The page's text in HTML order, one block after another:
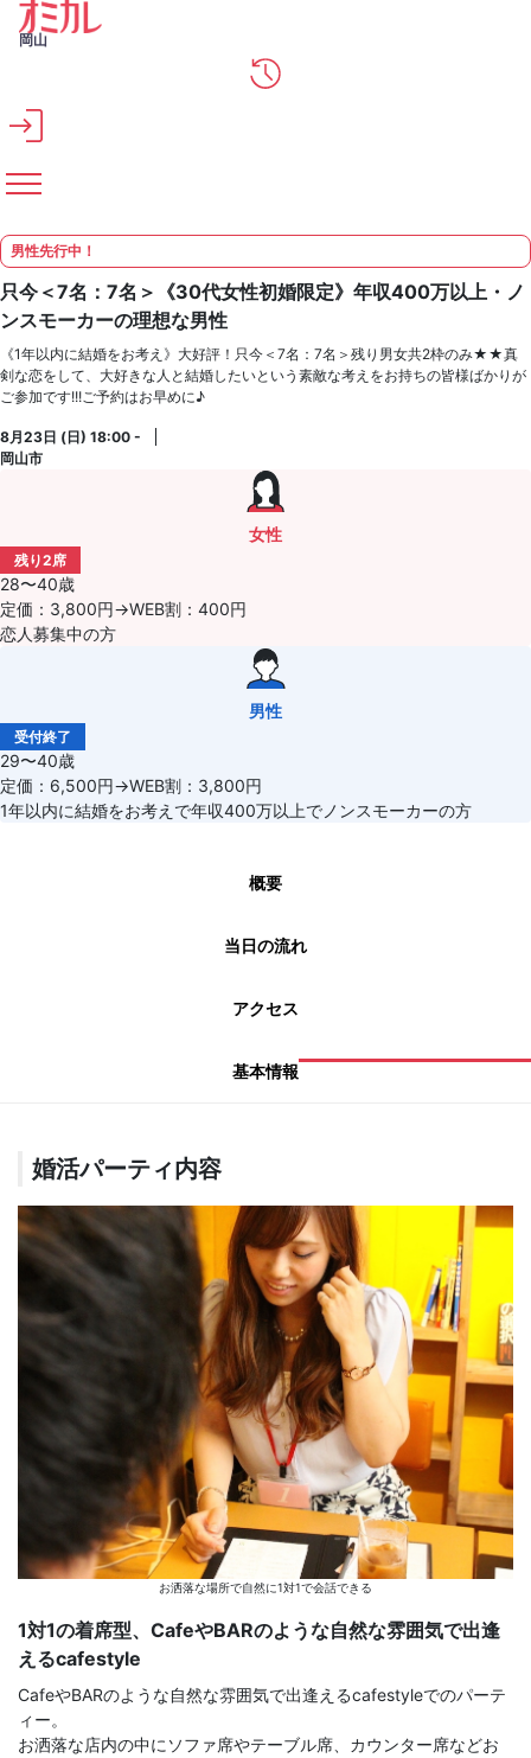
メインコンテンツへスキップ
岡山
男性先行中！
只今＜7名：7名＞《30代女性初婚限定》年収400万以上・ノ
ンスモーカーの理想な男性
《1年以内に結婚をお考え》大好評！只今＜7名：7名＞残り男女共2枠のみ★★真
剣な恋をして、大好きな人と結婚したいという素敵な考えをお持ちの皆様ばかりが
ご参加です!!!ご予約はお早めに♪
8月23日 (日) 18:00 -
岡山市
女性
残り2席
28〜40歳
定価：3,800円→WEB割：400円
恋人募集中の方
男性
受付終了
29〜40歳
定価：6,500円→WEB割：3,800円
1年以内に結婚をお考えで年収400万以上でノンスモーカーの方
概要
当日の流れ
アクセス
基本情報
婚活パーティ内容
お洒落な場所で自然に1対1で会話できる
1対1の着席型、CafeやBARのような自然な雰囲気で出逢
えるcafestyle
CafeやBARのような自然な雰囲気で出逢えるcafestyleでのパーテ
ィー。
お洒落な店内の中にソファ席やテーブル席、カウンター席などお